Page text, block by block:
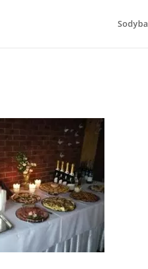
Sodyba